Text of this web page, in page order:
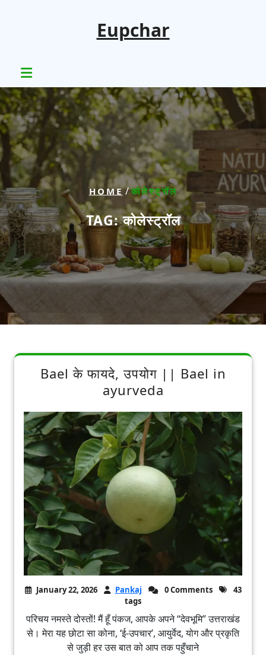
Eupchar
HOME/कोलेस्ट्रॉल
TAG:कोलेस्ट्रॉल
Bael के फायदे, उपयोग || Bael in
ayurveda
January 22, 2026 Pankaj 0 Comments
43
tags
परिचय नमस्ते दोस्तों! मैं हूँ पंकज, आपके अपने “देवभूमि” उत्तराखंड
से। मेरा यह छोटा सा कोना, ‘ई-उपचार’, आयुर्वेद, योग और प्रकृति
से जुड़ी हर उस बात को आप तक पहुँचाने